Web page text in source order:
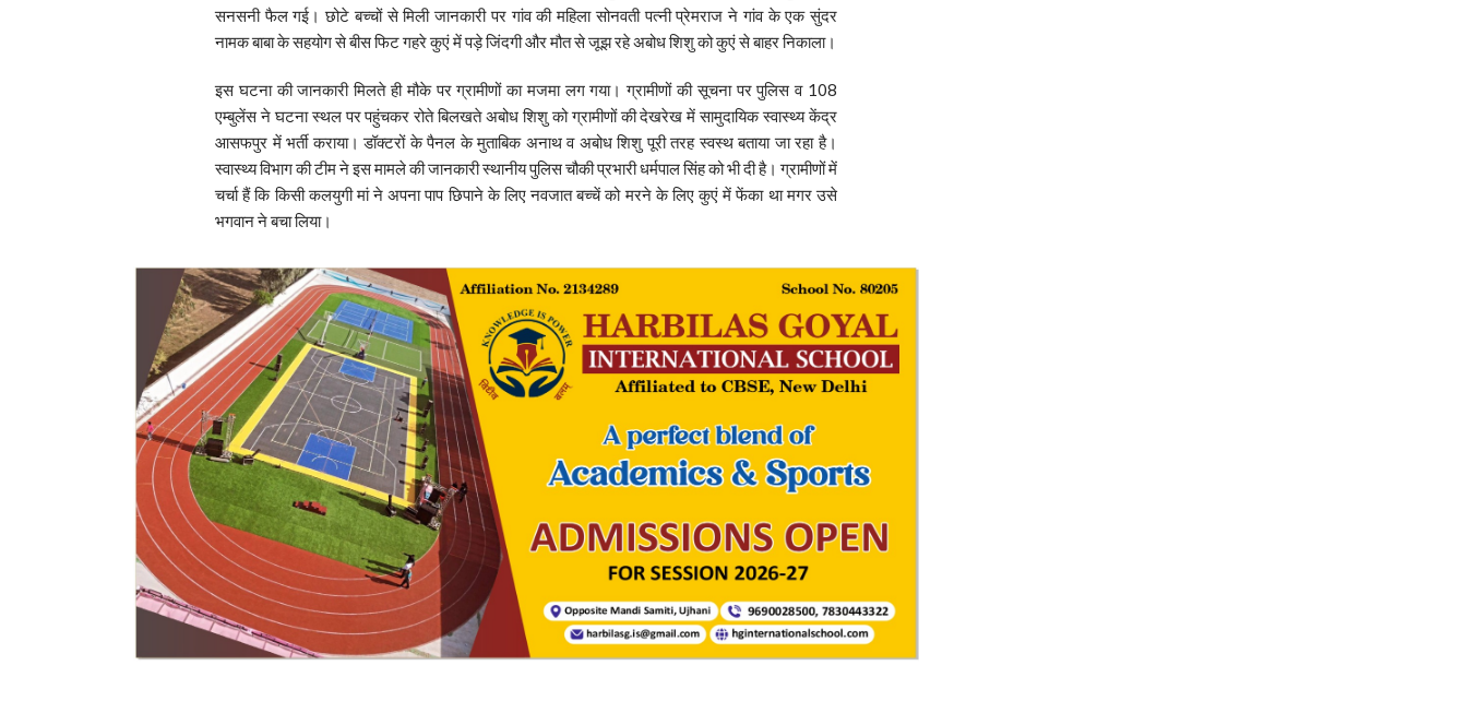
सनसनी फैल गई। छोटे बच्चों से मिली जानकारी पर गांव की महिला सोनवती पत्नी प्रेमराज ने गांव के एक सुंदर
नामक बाबा के सहयोग से बीस फिट गहरे कुएं में पड़े जिंदगी और मौत से जूझ रहे अबोध शिशु को कुएं से बाहर निकाला।
इस घटना की जानकारी मिलते ही मौके पर ग्रामीणों का मजमा लग गया। ग्रामीणों की सूचना पर पुलिस व 108
एम्बुलेंस ने घटना स्थल पर पहुंचकर रोते बिलखते अबोध शिशु को ग्रामीणों की देखरेख में सामुदायिक स्वास्थ्य केंद्र
आसफपुर में भर्ती कराया। डॉक्टरों के पैनल के मुताबिक अनाथ व अबोध शिशु पूरी तरह स्वस्थ बताया जा रहा है।
स्वास्थ्य विभाग की टीम ने इस मामले की जानकारी स्थानीय पुलिस चौकी प्रभारी धर्मपाल सिंह को भी दी है। ग्रामीणों में
चर्चा हैं कि किसी कलयुगी मां ने अपना पाप छिपाने के लिए नवजात बच्चें को मरने के लिए कुएं में फेंका था मगर उसे
भगवान ने बचा लिया।